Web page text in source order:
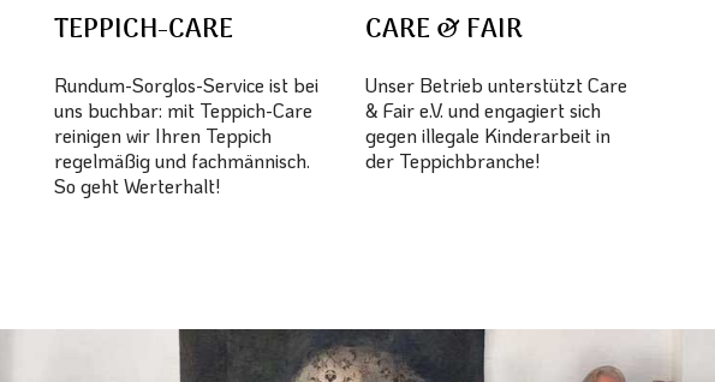
TEPPICH-CARE
Rundum-Sorglos-Service ist bei
uns buchbar: mit Teppich-Care
reinigen wir Ihren Teppich
regelmäßig und fachmännisch.
So geht Werterhalt!
CARE & FAIR
Unser Betrieb unterstützt Care
& Fair e.V. und engagiert sich
gegen illegale Kinderarbeit in
der Teppichbranche!